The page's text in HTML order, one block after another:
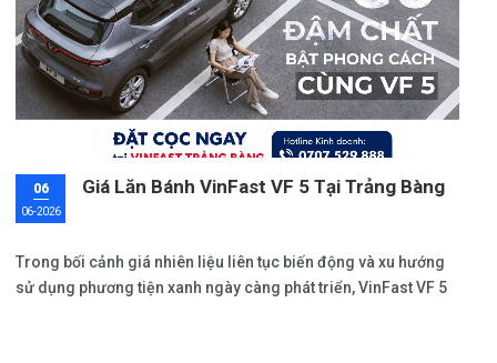
06
06-2026
Giá Lăn Bánh VinFast VF 5 Tại Trảng Bàng
Trong bối cảnh giá nhiên liệu liên tục biến động và xu hướng
sử dụng phương tiện xanh ngày càng phát triển, VinFast VF 5